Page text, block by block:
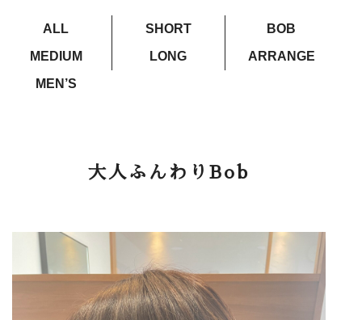
ALL SHORT
BOB
MEDIUM
LONG
ARRANGE
MEN’S
大人ふんわりBob